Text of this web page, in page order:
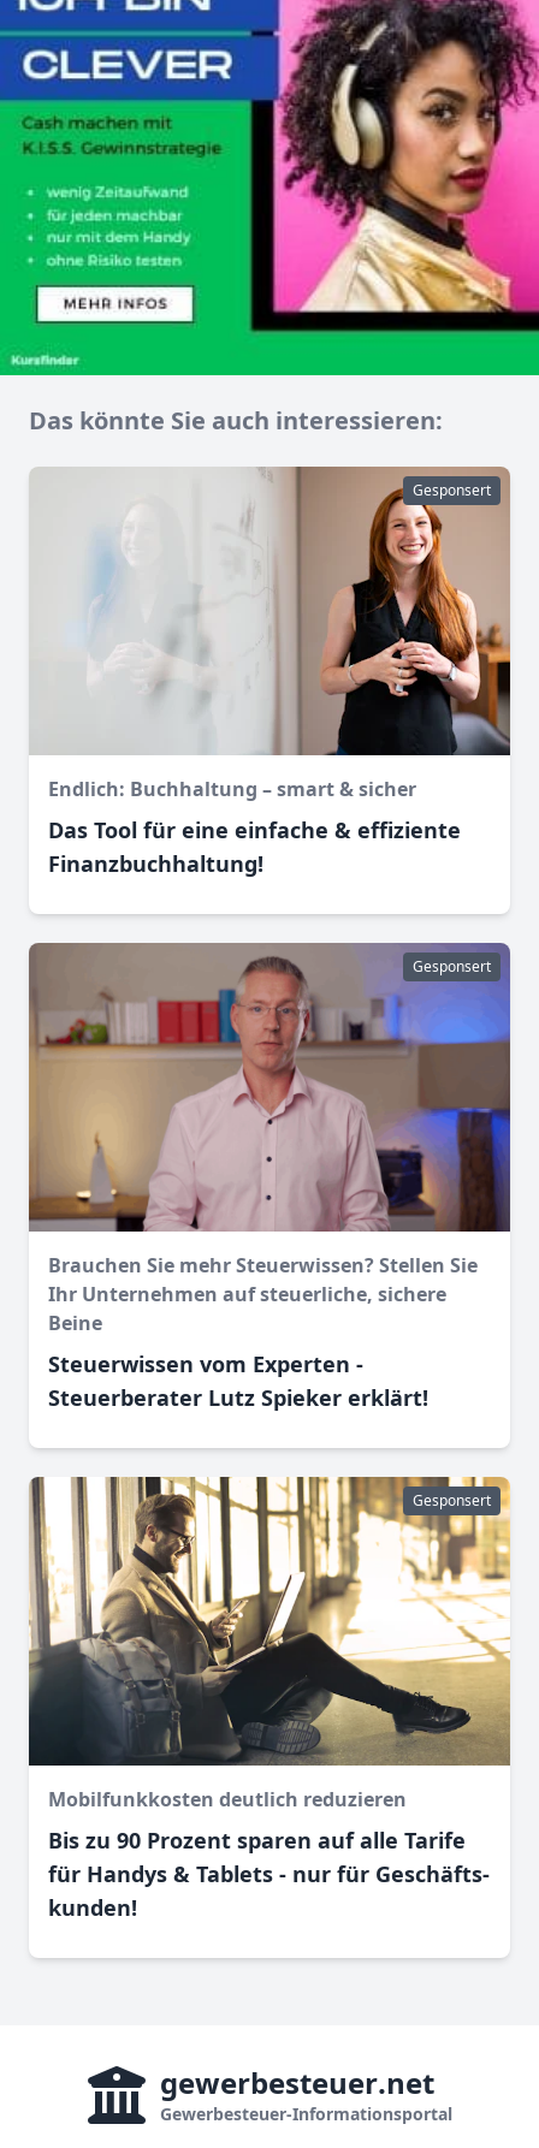
Das könnte Sie auch interessieren:
Gesponsert
Endlich: Buchhaltung – smart & sicher
Das Tool für eine einfache & effiziente
Finanz­buchhaltung!
Gesponsert
Brauchen Sie mehr Steuerwissen? Stellen Sie
Ihr Unternehmen auf steuerliche, sichere
Beine
Steuerwissen vom Experten -
Steuerberater Lutz Spieker erklärt!
Gesponsert
Mobilfunkkosten deutlich reduzieren
Bis zu 90 Prozent sparen auf alle Tarife
für Handys & Tablets - nur für Geschäfts­
kunden!
gewerbesteuer.net
Gewerbesteuer-Informationsportal